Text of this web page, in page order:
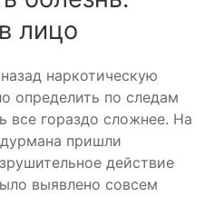
лицо
наркотическую
определить по следам
все гораздо сложнее. На
пришли
действие
выявлено совсем